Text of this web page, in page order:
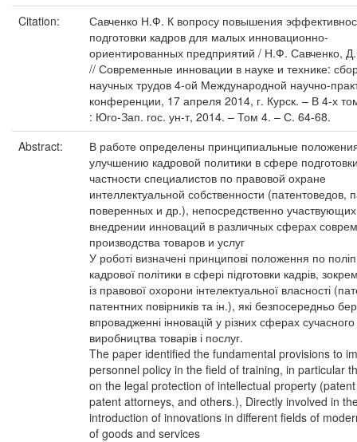
Citation:
Савченко Н.Ф. К вопросу повышения
подготовки кадров для малых инновационно-
ориентированных предприятий / Н.Ф. Савченко,
// Современные инновации в науке и технике:
научных трудов 4-ой Международной научно-
конференции, 17 апреля 2014, г. Курск. – В 4-х
: Юго-Зап. гос. ун-т, 2014. – Том 4. – С. 64-68.
Abstract:
В работе определены принципиальные
улучшению кадровой политики в сфере
частности специалистов по правовой охране
интеллектуальной собственности (патентоведов,
поверенных и др.), непосредственно
внедрении инноваций в различных сферах
производства товаров и услуг
У роботі визначені принципові положення по
кадрової політики в сфері підготовки кадрів,
із правової охорони інтелектуальної власності
патентних повірників та ін.), які безпосередньо
впровадженні інновацій у різних сферах сучасного
виробництва товарів і послуг.
The paper identified the fundamental provisions to
personnel policy in the field of training, in particular
on the legal protection of intellectual property
patent attorneys, and others.), Directly involved in
introduction of innovations in different fields of
of goods and services